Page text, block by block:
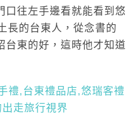
口往左手邊看就能看到悠
長的台東人，從念書的
台東的好，這時他才知道